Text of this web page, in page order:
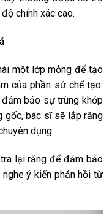
chính xác cao.
một lớp mỏng để tạo
của phần sứ chế tạo.
bảo sự trùng khớp
gốc, bác sĩ sẽ lắp răng
dụng.
lại răng để đảm bảo
ý kiến phản hồi từ